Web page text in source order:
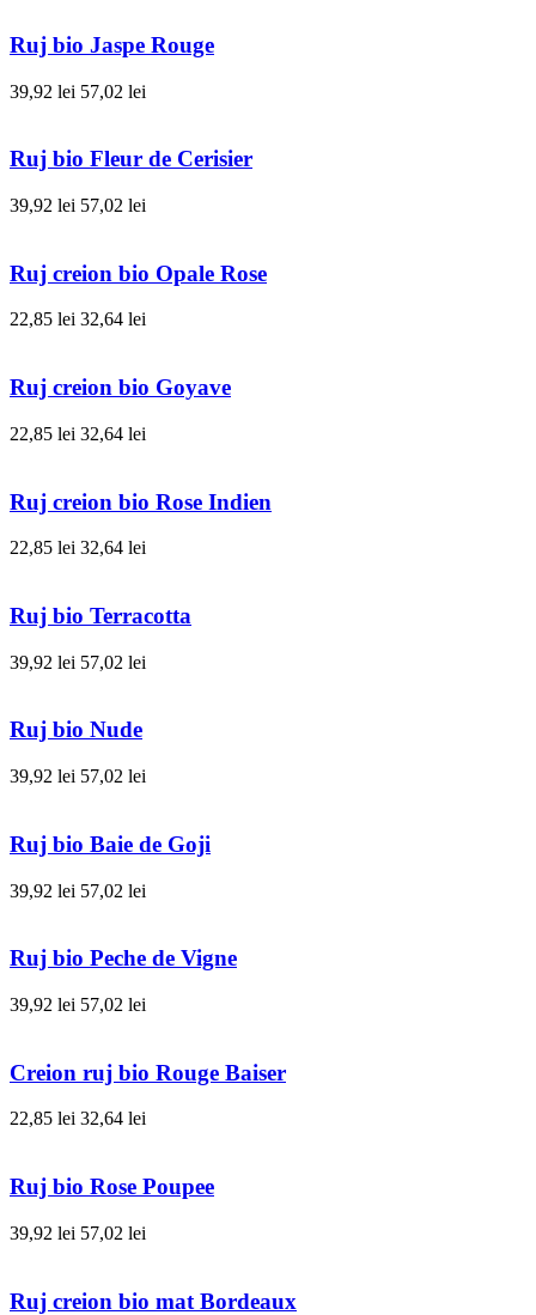
Ruj bio Jaspe Rouge
39,92 lei 57,02 lei
Ruj bio Fleur de Cerisier
39,92 lei 57,02 lei
Ruj creion bio Opale Rose
22,85 lei 32,64 lei
Ruj creion bio Goyave
22,85 lei 32,64 lei
Ruj creion bio Rose Indien
22,85 lei 32,64 lei
Ruj bio Terracotta
39,92 lei 57,02 lei
Ruj bio Nude
39,92 lei 57,02 lei
Ruj bio Baie de Goji
39,92 lei 57,02 lei
Ruj bio Peche de Vigne
39,92 lei 57,02 lei
Creion ruj bio Rouge Baiser
22,85 lei 32,64 lei
Ruj bio Rose Poupee
39,92 lei 57,02 lei
Ruj creion bio mat Bordeaux